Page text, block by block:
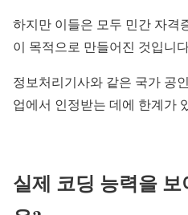
하지만 이들은 모두 민간 자격
이 목적으로 만들어진 것입니
정보처리기사와 같은 국가 공
업에서 인정받는 데에 한계가
실제 코딩 능력을